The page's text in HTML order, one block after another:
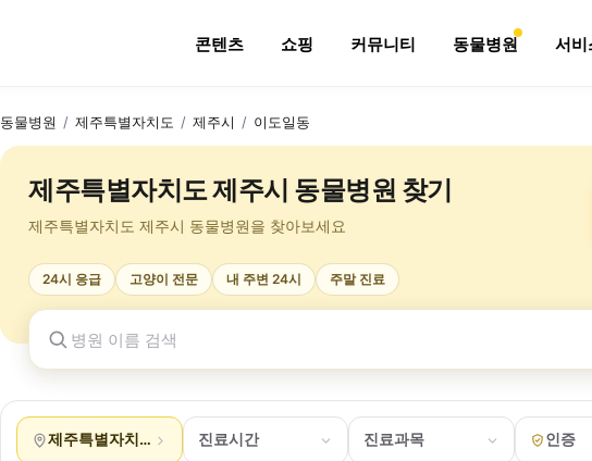
콘텐츠 쇼핑 커뮤니티 동물병원 서비
동물병원 / 제주특별자치도 / 제주시 / 이도일동
제주특별자치도 제주시 동물병원 찾기
제주특별자치도 제주시 동물병원을 찾아보세요
24시 응급 고양이 전문 내 주변 24시 주말 진료
제주특별자치도 제주시 이도일동
진료시간 진료과목 인증